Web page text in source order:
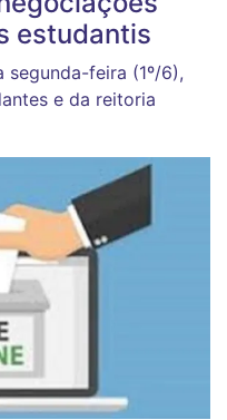
estudantis
segunda-feira (1º/6),
e da reitoria